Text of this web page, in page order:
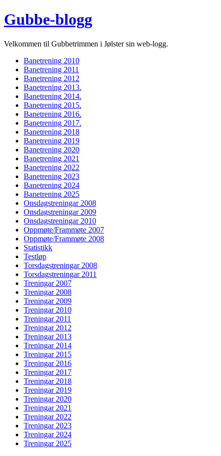
Gubbe-blogg
Velkommen til Gubbetrimmen i Jølster sin web-logg.
Banetrening 2010
Banetrening 2011
Banetrening 2012
Banetrening 2013.
Banetrening 2014.
Banetrening 2015.
Banetrening 2016.
Banetrening 2017.
Banetrening 2018
Banetrening 2019
Banetrening 2020
Banetrening 2021
Banetrening 2022
Banetrening 2023
Banetrening 2024
Banetrening 2025
Onsdagstreningar 2008
Onsdagstreningar 2009
Onsdagstreningar 2010
Oppmøte/Frammøte 2007
Oppmøte/Frammøte 2008
Statistikk
Testløp
Torsdagstreningar 2008
Torsdagstreningar 2011
Treningar 2007
Treningar 2008
Treningar 2009
Treningar 2010
Treningar 2011
Treningar 2012
Treningar 2013
Treningar 2014
Treningar 2015
Treningar 2016
Treningar 2017
Treningar 2018
Treningar 2019
Treningar 2020
Treningar 2021
Treningar 2022
Treningar 2023
Treningar 2024
Treningar 2025